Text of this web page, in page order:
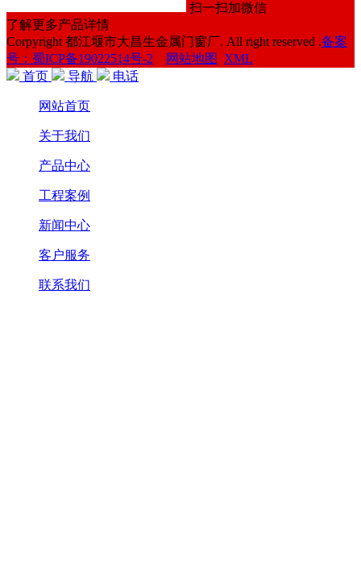
扫一扫加微信
了解更多产品详情
Corpyright 都江堰市大昌生金属门窗厂. All right reserved .备案
号：蜀ICP备19022514号-2
网站地图
XML
首页
导航 电话
网站首页
关于我们
产品中心
工程案例
新闻中心
客户服务
联系我们